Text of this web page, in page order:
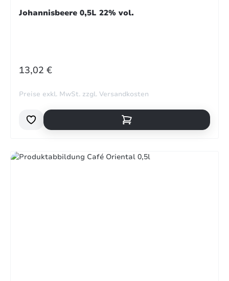
Johannisbeere 0,5L 22% vol.
REGULÄRER PREIS:
13,02 €
Preise exkl. MwSt. zzgl. Versandkosten